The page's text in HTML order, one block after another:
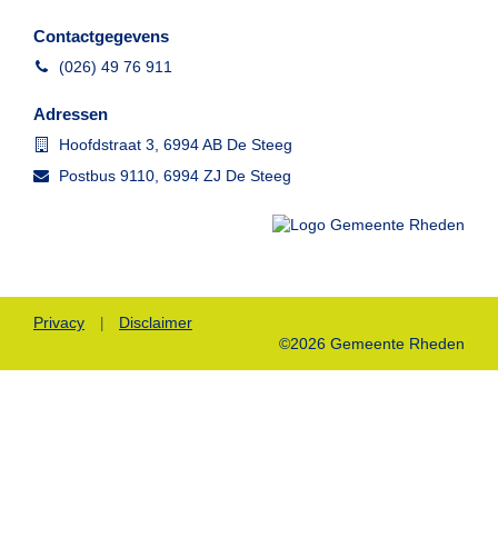
Contactgegevens
Telefoon
(026) 49 76 911
Adressen
Bezoekadres
Hoofdstraat 3, 6994 AB De Steeg
Postadres
Postbus 9110, 6994 ZJ De Steeg
Privacy
Disclaimer
©2026 Gemeente Rheden